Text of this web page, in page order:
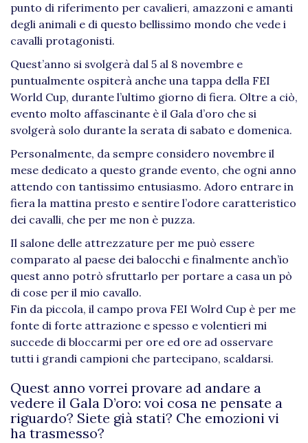
punto di riferimento per cavalieri, amazzoni e amanti
degli animali e di questo bellissimo mondo che vede i
cavalli protagonisti.
Quest’anno si svolgerà dal 5 al 8 novembre e
puntualmente ospiterà anche una tappa della FEI
World Cup, durante l’ultimo giorno di fiera. Oltre a ciò,
evento molto affascinante è il Gala d’oro che si
svolgerà solo durante la serata di sabato e domenica.
Personalmente, da sempre considero novembre il
mese dedicato a questo grande evento, che ogni anno
attendo con tantissimo entusiasmo. Adoro entrare in
fiera la mattina presto e sentire l’odore caratteristico
dei cavalli, che per me non è puzza.
Il salone delle attrezzature per me può essere
comparato al paese dei balocchi e finalmente anch’io
quest anno potrò sfruttarlo per portare a casa un pò
di cose per il mio cavallo.
Fin da piccola, il campo prova FEI Wolrd Cup è per me
fonte di forte attrazione e spesso e volentieri mi
succede di bloccarmi per ore ed ore ad osservare
tutti i grandi campioni che partecipano, scaldarsi.
Quest anno vorrei provare ad andare a
vedere il Gala D’oro: voi cosa ne pensate a
riguardo? Siete già stati? Che emozioni vi
ha trasmesso?